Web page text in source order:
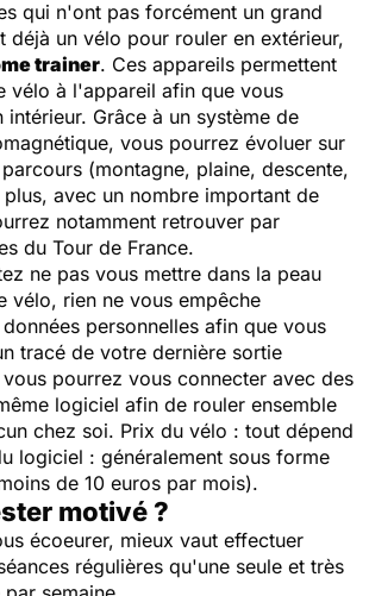
qui n'ont pas forcément un grand
déjà un vélo pour rouler en extérieur,
trainer. Ces appareils permettent
vélo à l'appareil afin que vous
intérieur. Grâce à un système de
vous pourrez évoluer sur
(montagne, plaine, descente,
avec un nombre important de
notamment retrouver par
du Tour de France.
ne pas vous mettre dans la peau
vélo, rien ne vous empêche
personnelles afin que vous
tracé de votre dernière sortie
pourrez vous connecter avec des
logiciel afin de rouler ensemble
chez soi. Prix du vélo : tout dépend
logiciel : généralement sous forme
de 10 euros par mois).
motivé ?
écoeurer, mieux vaut effectuer
régulières qu'une seule et très